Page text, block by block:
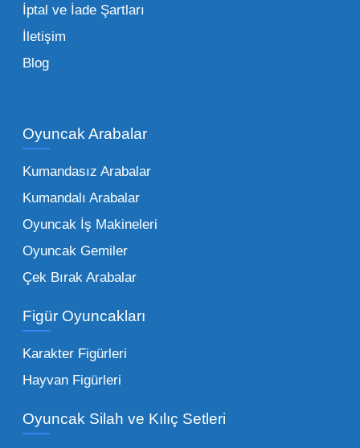
Toptan Oyuncak Çeşitleri Nelerdir?
kadar zengindir. Bir mağazanın veya eğitim
çeşitliliği ile doğru orantılıdır. İşte Mega
Oyuncak bünyesinde öne çıkan ve en çok
tercih edilen kategorilerimiz:
Peluş Oyuncaklar:
vazgeçilmezi olan yumuşak dokulu sevilen
seçeneklerimizi keşfederek koleksiyonunuza
en sevilen karakterleri ekleyebilirsiniz.
Eğitici Setler:
tarafından tercih edilentoptan eğitici
İptal ve İade Şartları
İletişim
Blog
Oyuncak Arabalar
Kumandasız Arabalar
Kumandalı Arabalar
Oyuncak İş Makineleri
Oyuncak Gemiler
Çek Bırak Arabalar
Figür Oyuncakları
Karakter Figürleri
Hayvan Figürleri
Oyuncak Silah ve Kılıç Setleri